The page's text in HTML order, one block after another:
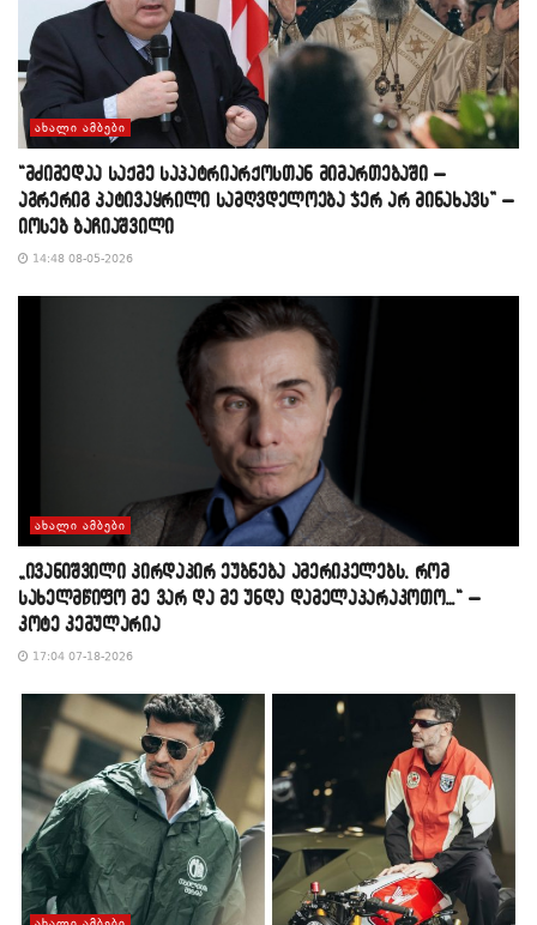
ᲐᲮᲐᲚᲘ ᲐᲛᲑᲔᲑᲘ
“მძიმედაა საქმე საპატრიარქოსთან მიმართებაში –
აგრერიგ პატივაყრილი სამღვდელოება ჯერ არ მინახავს” –
იოსებ ბაჩიაშვილი
14:48 08-05-2026
ᲐᲮᲐᲚᲘ ᲐᲛᲑᲔᲑᲘ
„ივანიშვილი პირდაპირ ეუბნება ამერიკელებს, რომ
სახელმწიფო მე ვარ და მე უნდა დამელაპარაკოთო…“ –
კოტე კემულარია
17:04 07-18-2026